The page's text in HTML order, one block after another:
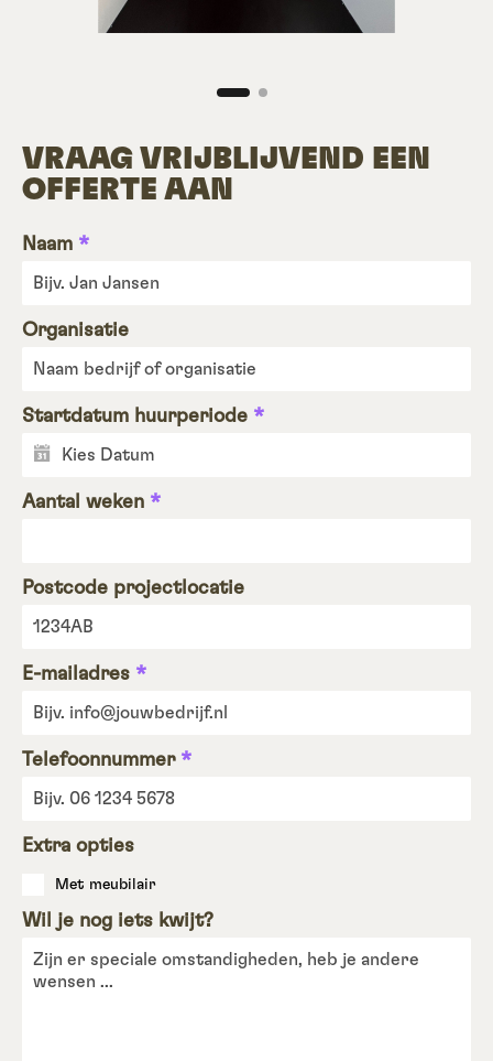
VRAAG VRIJBLIJVEND EEN
OFFERTE AAN
Naam *
Organisatie
Startdatum huurperiode *
Aantal weken *
Postcode projectlocatie
E-mailadres *
Telefoonnummer *
Extra opties
Met meubilair
Wil je nog iets kwijt?